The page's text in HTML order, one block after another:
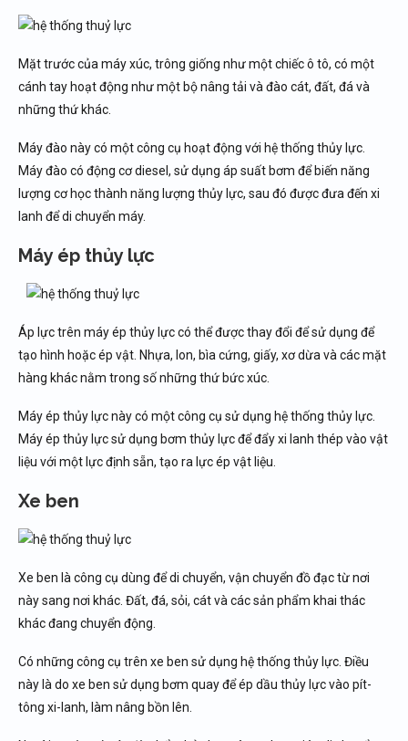
Mặt trước của máy xúc, trông giống như một chiếc ô tô, có một
cánh tay hoạt động như một bộ nâng tải và đào cát, đất, đá và
những thứ khác.
Máy đào này có một công cụ hoạt động với hệ thống thủy lực.
Máy đào có động cơ diesel, sử dụng áp suất bơm để biến năng
lượng cơ học thành năng lượng thủy lực, sau đó được đưa đến xi
lanh để di chuyển máy.
Máy ép thủy lực
Áp lực trên máy ép thủy lực có thể được thay đổi để sử dụng để
tạo hình hoặc ép vật. Nhựa, lon, bìa cứng, giấy, xơ dừa và các mặt
hàng khác nằm trong số những thứ bức xúc.
Máy ép thủy lực này có một công cụ sử dụng hệ thống thủy lực.
Máy ép thủy lực sử dụng bơm thủy lực để đẩy xi lanh thép vào vật
liệu với một lực định sẵn, tạo ra lực ép vật liệu.
Xe ben
Xe ben là công cụ dùng để di chuyển, vận chuyển đồ đạc từ nơi
này sang nơi khác. Đất, đá, sỏi, cát và các sản phẩm khai thác
khác đang chuyển động.
Có những công cụ trên xe ben sử dụng hệ thống thủy lực. Điều
này là do xe ben sử dụng bơm quay để ép dầu thủy lực vào pít-
tông xi-lanh, làm nâng bồn lên.